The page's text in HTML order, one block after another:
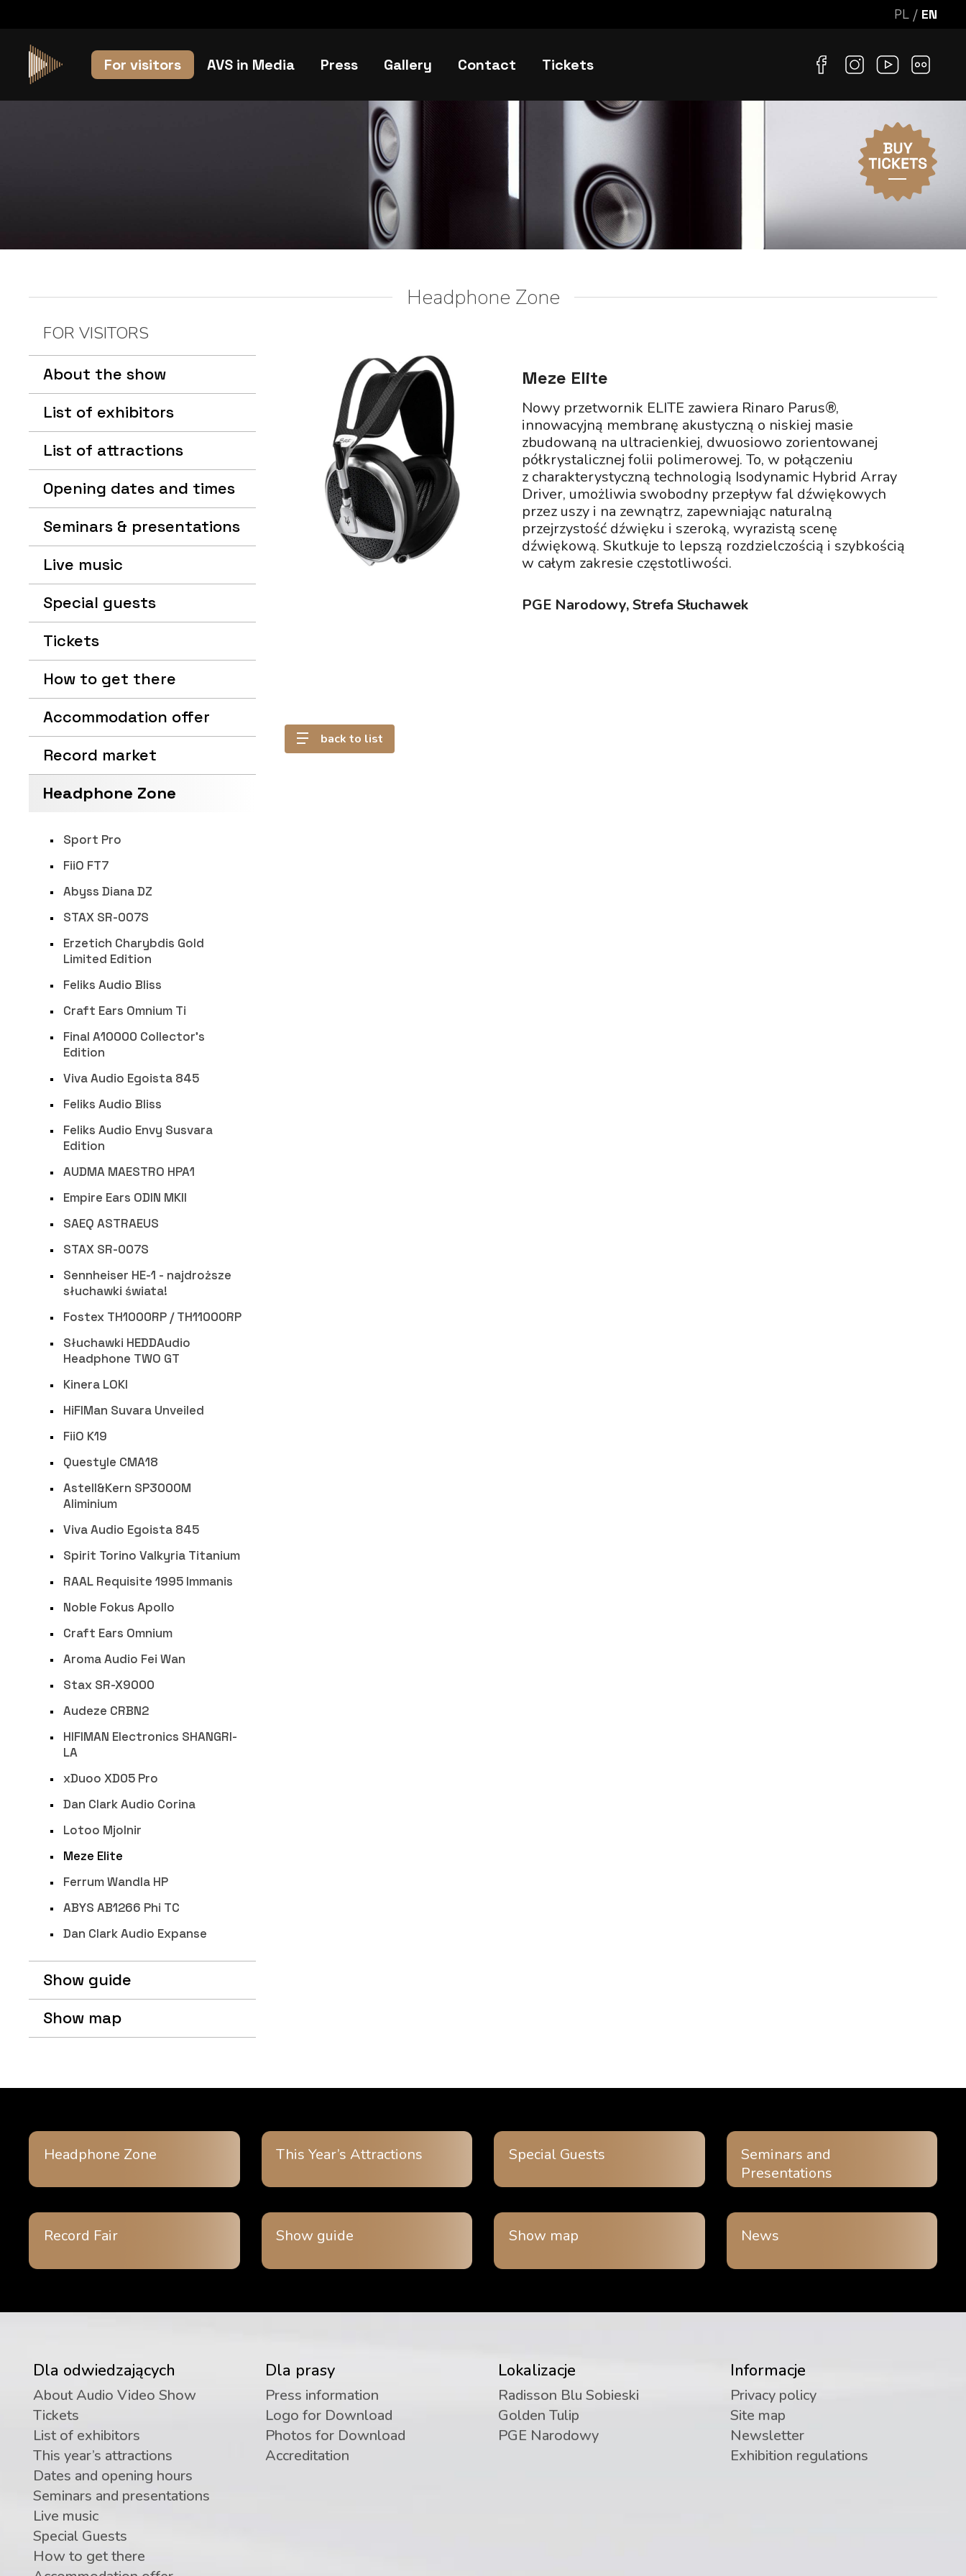
PL / EN
For visitors AVS in Media Press Gallery Contact Tickets
Headphone Zone
FOR VISITORS
About the show
List of exhibitors
List of attractions
Opening dates and times
Seminars & presentations
Live music
Special guests
Tickets
How to get there
Accommodation offer
Record market
Headphone Zone
Sport Pro
FiiO FT7
Abyss Diana DZ
STAX SR-007S
Erzetich Charybdis Gold
Limited Edition
Feliks Audio Bliss
Craft Ears Omnium Ti
Final A10000 Collector’s
Edition
Viva Audio Egoista 845
Feliks Audio Bliss
Feliks Audio Envy Susvara
Edition
AUDMA MAESTRO HPA1
Empire Ears ODIN MKII
SAEQ ASTRAEUS
STAX SR-007S
Sennheiser HE-1 - najdroższe
słuchawki świata!
Fostex TH1000RP / TH11000RP
Słuchawki HEDDAudio
Headphone TWO GT
Kinera LOKI
HiFIMan Suvara Unveiled
FiiO K19
Questyle CMA18
Astell&Kern SP3000M
Aliminium
Viva Audio Egoista 845
Spirit Torino Valkyria Titanium
RAAL Requisite 1995 Immanis
Noble Fokus Apollo
Craft Ears Omnium
Aroma Audio Fei Wan
Stax SR-X9000
Audeze CRBN2
HIFIMAN Electronics SHANGRI-
LA
xDuoo XD05 Pro
Dan Clark Audio Corina
Lotoo Mjolnir
Meze Elite
Ferrum Wandla HP
ABYS AB1266 Phi TC
Dan Clark Audio Expanse
Show guide
Show map
Meze Elite
Nowy przetwornik ELITE zawiera Rinaro Parus®,
innowacyjną membranę akustyczną o niskiej masie
zbudowaną na ultracienkiej, dwuosiowo zorientowanej
półkrystalicznej folii polimerowej. To, w połączeniu
z charakterystyczną technologią Isodynamic Hybrid Array
Driver, umożliwia swobodny przepływ fal dźwiękowych
przez uszy i na zewnątrz, zapewniając naturalną
przejrzystość dźwięku i szeroką, wyrazistą scenę
dźwiękową. Skutkuje to lepszą rozdzielczością i szybkością
w całym zakresie częstotliwości.
PGE Narodowy, Strefa Słuchawek
back to list
Headphone Zone This Year’s Attractions Special Guests
Seminars and
Presentations
Record Fair Show guide Show map News
Dla odwiedzających
About Audio Video Show
Tickets
List of exhibitors
This year’s attractions
Dates and opening hours
Seminars and presentations
Live music
Special Guests
How to get there
Dla prasy
Press information
Logo for Download
Photos for Download
Accreditation
Lokalizacje
Radisson Blu Sobieski
Golden Tulip
PGE Narodowy
Informacje
Privacy policy
Site map
Newsletter
Exhibition regulations